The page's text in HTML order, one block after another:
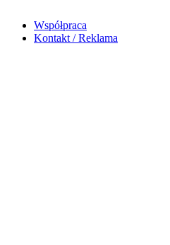
Współpraca
Kontakt / Reklama